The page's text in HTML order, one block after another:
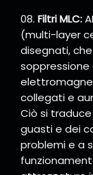
Filtri MLC:
(multi-layer
disegnati,
collegati e
Ciò si
guasti e dei
problemi e a